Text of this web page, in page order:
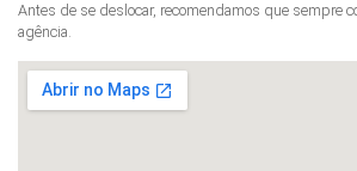
Antes de se deslocar, recomendamos que sempre
agência.